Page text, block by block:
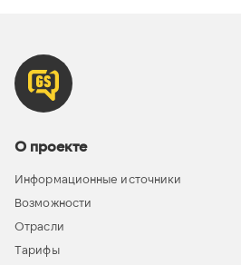
О проекте
Информационные источники
Возможности
Отрасли
Тарифы